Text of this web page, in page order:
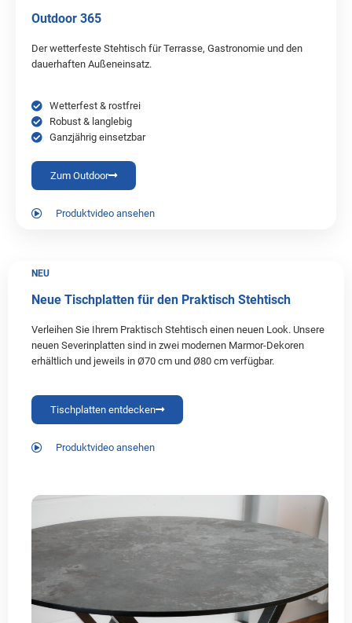
Outdoor 365
Der wetterfeste Stehtisch für Terrasse, Gastronomie und den
dauerhaften Außeneinsatz.
Wetterfest & rostfrei
Robust & langlebig
Ganzjährig einsetzbar
Zum Outdoor
Produktvideo ansehen
NEU
Neue Tischplatten für den Praktisch Stehtisch
Verleihen Sie Ihrem Praktisch Stehtisch einen neuen Look. Unsere
neuen Severinplatten sind in zwei modernen Marmor-Dekoren
erhältlich und jeweils in Ø70 cm und Ø80 cm verfügbar.
Tischplatten entdecken
Produktvideo ansehen